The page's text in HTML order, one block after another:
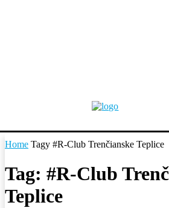
Home Tagy #R-Club Trenčianske Teplice
Tag: #R-Club
Teplice